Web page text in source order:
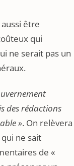
être
qui
ne serait pas un
des rédactions
». On relèvera
ne sait
de «